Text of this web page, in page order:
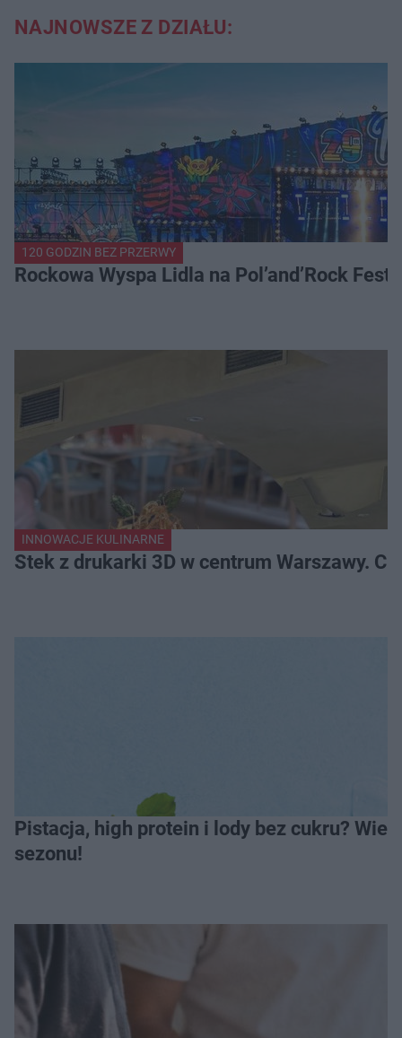
NAJNOWSZE Z DZIAŁU:
120 GODZIN BEZ PRZERWY
Rockowa Wyspa Lidla na Pol’and’Rock
INNOWACJE KULINARNE
Stek z drukarki 3D w centrum Warszawy.
Pistacja, high protein i lody bez cukru?
sezonu!